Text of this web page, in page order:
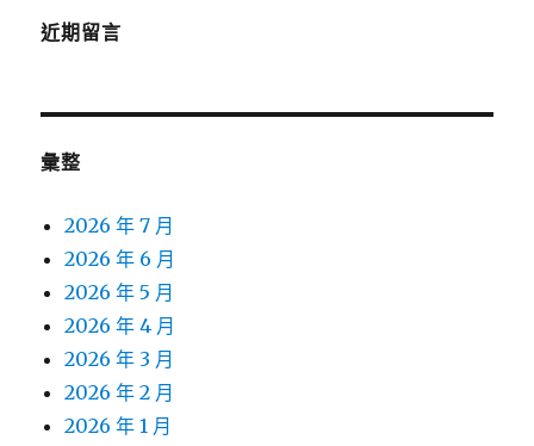
近期留言
彙整
2026 年 7 月
2026 年 6 月
2026 年 5 月
2026 年 4 月
2026 年 3 月
2026 年 2 月
2026 年 1 月